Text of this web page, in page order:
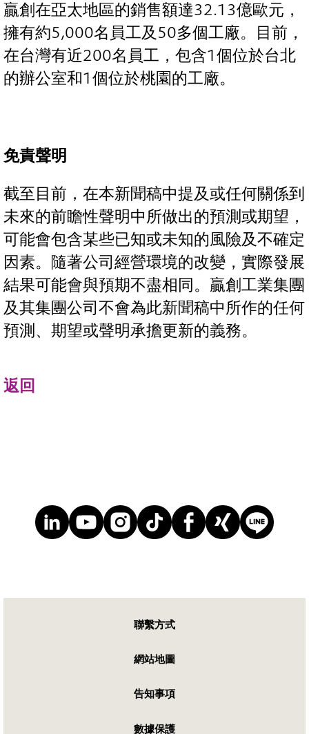
贏創在亞太地區的銷售額達32.13億歐元，
擁有約5,000名員工及50多個工廠。目前，
在台灣有近200名員工，包含1個位於台北
的辦公室和1個位於桃園的工廠。
免責聲明
截至目前，在本新聞稿中提及或任何關係到
未來的前瞻性聲明中所做出的預測或期望，
可能會包含某些已知或未知的風險及不確定
因素。隨著公司經營環境的改變，實際發展
結果可能會與預期不盡相同。贏創工業集團
及其集團公司不會為此新聞稿中所作的任何
預測、期望或聲明承擔更新的義務。
返回
聯繫方式
網站地圖
告知事項
數據保護